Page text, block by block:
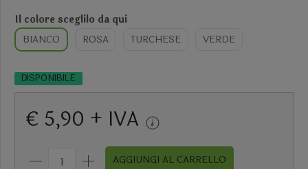
Il colore sceglilo da qui
BIANCO
ROSA TURCHESE VERDE
DISPONIBILE
€ 5,90 + IVA
AGGIUNGI AL CARRELLO